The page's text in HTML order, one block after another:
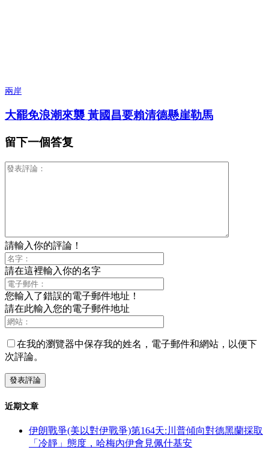
兩岸
大罷免浪潮來襲 黃國昌要賴清德懸崖勒馬
留下一個答复
請輸入你的評論！
請在這裡輸入你的名字
您輸入了錯誤的電子郵件地址！
請在此輸入您的電子郵件地址
在我的瀏覽器中保存我的姓名，電子郵件和網站，以便下
次評論。
近期文章
伊朗戰爭(美以對伊戰爭)第164天:川普傾向對德黑蘭採取
「冷靜」態度，哈梅內伊會見佩什基安